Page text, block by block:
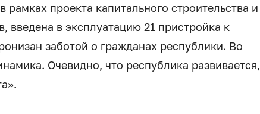
проекта капитального строительства и
введена в эксплуатацию 21 пристройка к
заботой о гражданах республики. Во
Очевидно, что республика развивается,